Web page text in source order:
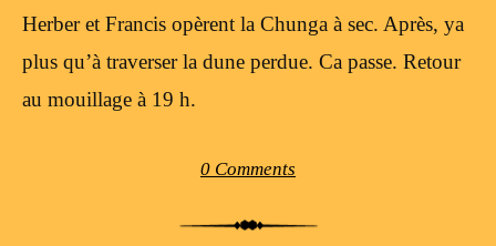
Herber et Francis opèrent la Chunga à sec. Après, ya
plus qu’à traverser la dune perdue. Ca passe. Retour
au mouillage à 19 h.
0 Comments